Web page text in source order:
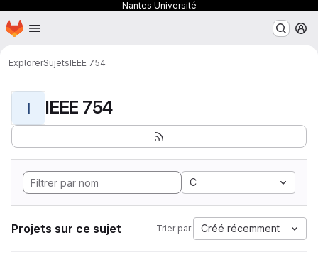
Nantes Université
Passer au contenu principal
Page d'accueil
ExplorerSujetsIEEE 754
I IEEE 754
C
Projets sur ce sujet Trier par: Créé récemment